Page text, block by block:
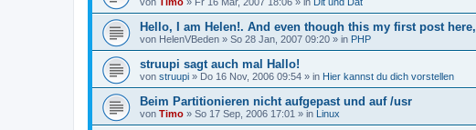
Hello, I am Helen!. And even though this my first post here,
von HelenVBeden » So 28 Jan, 2007 09:20 » in PHP
struupi sagt auch mal Hallo!
von struupi » Do 16 Nov, 2006 09:54 » in Hier kannst du dich vorstellen
Beim Partitionieren nicht aufgepast und auf /usr
von Timo » So 17 Sep, 2006 17:01 » in Linux